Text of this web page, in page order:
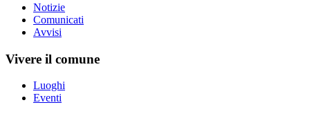
Notizie
Comunicati
Avvisi
Vivere il comune
Luoghi
Eventi